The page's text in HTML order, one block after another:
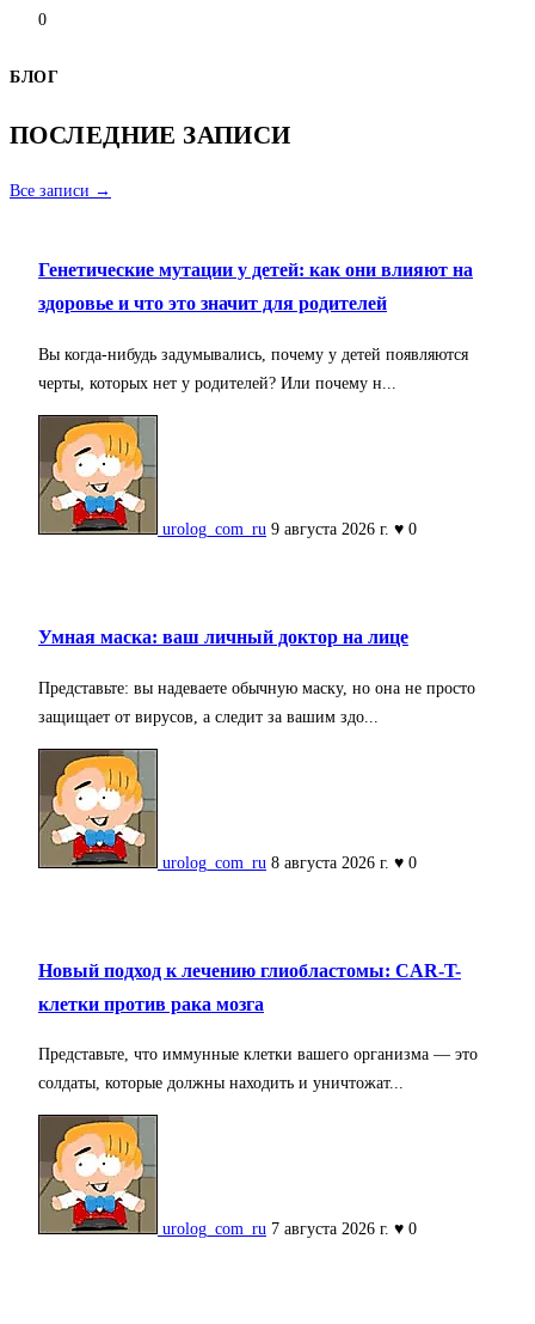
0
БЛОГ
ПОСЛЕДНИЕ ЗАПИСИ
Все записи →
Генетические мутации у детей: как они влияют на
здоровье и что это значит для родителей
Вы когда-нибудь задумывались, почему у детей появляются
черты, которых нет у родителей? Или почему н...
urolog_com_ru 9 августа 2026 г. ♥ 0
Умная маска: ваш личный доктор на лице
Представьте: вы надеваете обычную маску, но она не просто
защищает от вирусов, а следит за вашим здо...
urolog_com_ru 8 августа 2026 г. ♥ 0
Новый подход к лечению глиобластомы: CAR-T-
клетки против рака мозга
Представьте, что иммунные клетки вашего организма — это
солдаты, которые должны находить и уничтожат...
urolog_com_ru 7 августа 2026 г. ♥ 0